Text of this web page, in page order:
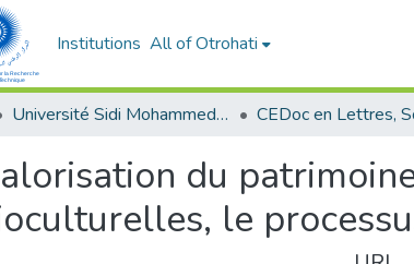
Institutions All of Otrohati
Université Sidi Mohammed Ben Abdellah - Fès
du
le